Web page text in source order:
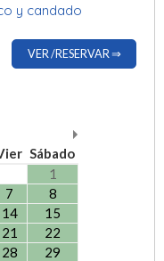
y candado
VER /RESERVAR ⇒
Sábado
1
7
8
14
15
21
22
28
29